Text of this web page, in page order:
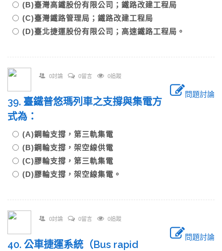
(B)臺灣高鐵股份有限公司；鐵路改建工程局
(C)臺灣鐵路管理局；鐵路改建工程局
(D)臺北捷運股份有限公司；高速鐵路工程局。
0討論 0留言 0追蹤
問題討論
39. 臺鐵普悠瑪列車之支撐與集電方
式為：
(A)鋼輪支撐，第三軌集電
(B)鋼輪支撐，架空線供電
(C)膠輪支撐，第三軌集電
(D)膠輪支撐，架空線集電。
0討論 0留言 0追蹤
問題討論
40. 公車捷運系統（Bus rapid